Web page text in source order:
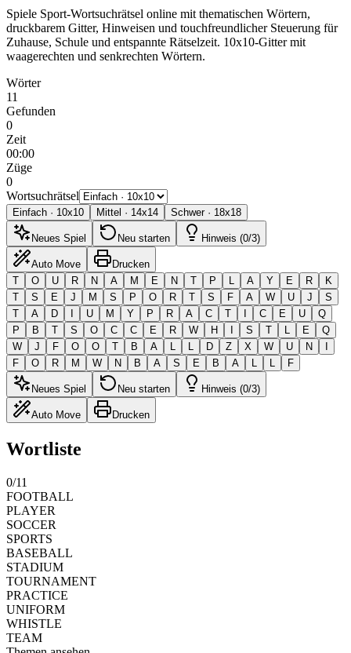
Spiele Sport-Wortsuchrätsel online mit thematischen Wörtern,
druckbarem Gitter, Hinweisen und touchfreundlicher Steuerung für
Zuhause, Schule und entspannte Rätselzeit. 10x10-Gitter mit
waagerechten und senkrechten Wörtern.
Wörter
11
Gefunden
0
Zeit
00:00
Züge
0
Wortsuchrätsel
Einfach · 10x10 Mittel · 14x14 Schwer· 18x18
Neues Spiel Neu starten Hinweis (0/3)
Auto Move
Drucken
T
O U R N A M E N T P L A Y E R
K
T
S E J M S P O R T S F A W U J
S
T
A D I U M Y P R A C T I C E U
Q
P
B T S O C C E R W H I S T L E
Q
W
J F O O T B A L L D Z X W U N
I
F
O R M W N B A S E B A L L F
Neues Spiel Neu starten Hinweis (0/3)
Auto Move Drucken
Wortliste
0/11
FOOTBALL
PLAYER
SOCCER
SPORTS
BASEBALL
STADIUM
TOURNAMENT
PRACTICE
UNIFORM
WHISTLE
TEAM